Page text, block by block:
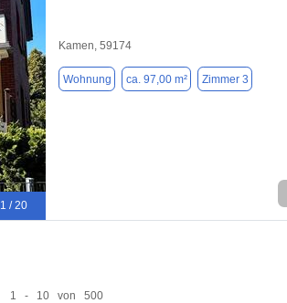
1 / 20
Kamen, 59174
Wohnung ca. 97,00 m² Zimmer 3
1 - 10 von 500